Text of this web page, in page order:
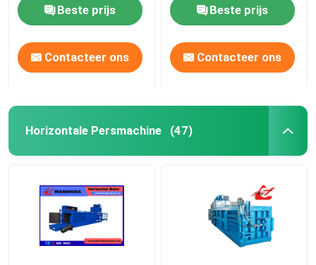
Beste prijs
Contacteer ons
Beste prijs
Contacteer ons
Horizontale Persmachine (47)